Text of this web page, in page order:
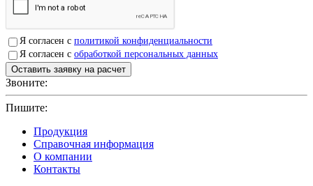
Я согласен с политикой конфиденциальности
Я согласен с обработкой персональных данных
Звоните:
Пишите:
Продукция
Справочная информация
О компании
Контакты